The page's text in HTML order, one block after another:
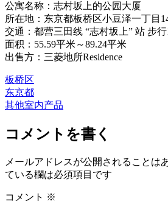
公寓名称：志村坂上的公园大厦
所在地：东京都板桥区小豆泽一丁目
交通：都营三田线 “志村坂上” 站 步行
面积：55.59平米～89.24平米
出售方：三菱地所Residence
板桥区
东京都
其他室内产品
コメントを書く
メールアドレスが公開されることは
ている欄は必須項目です
コメント ※